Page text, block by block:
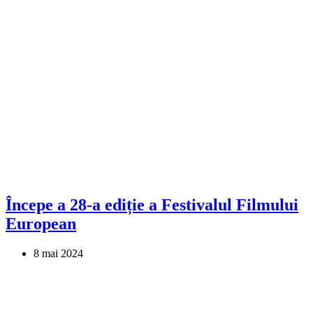
Începe a 28-a ediție a Festivalul Filmului
European
8 mai 2024